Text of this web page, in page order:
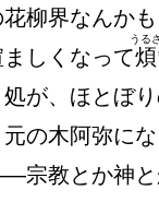
柳界なんか
しくなって煩
うるさ
が、ほとぼ
の木阿弥に
宗教とか神